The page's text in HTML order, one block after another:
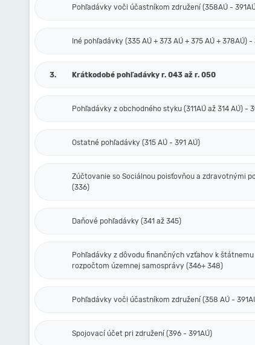
Pohľadávky voči účastníkom združení (358AÚ -
Iné pohľadávky (335 AÚ + 373 AÚ + 375 AÚ + 378AÚ) -
3. Krátkodobé pohľadávky r. 043 až r. 050
Pohľadávky z obchodného styku (311AÚ až 314 AÚ) -
Ostatné pohľadávky (315 AÚ - 391 AÚ)
Zúčtovanie so Sociálnou poisťovňou a zdravotnými
(336)
Daňové pohľadávky (341 až 345)
Pohľadávky z dôvodu finančných vzťahov k
rozpočtom územnej samosprávy (346+ 348)
Pohľadávky voči účastníkom združení (358 AÚ -
Spojovací účet pri združení (396 - 391AÚ)